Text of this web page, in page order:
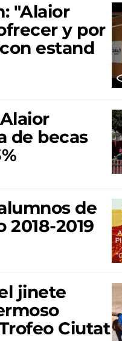
"Alaior
y por
estand
de becas
de
2018-2019
jinete
Ciutat